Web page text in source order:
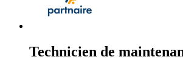
Technicien de